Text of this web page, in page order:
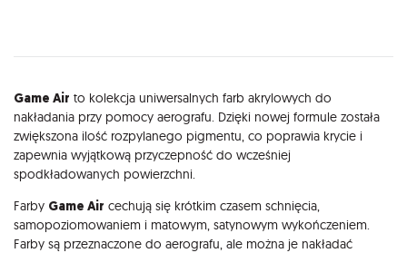
Opis
Game Air to kolekcja uniwersalnych farb akrylowych do
nakładania przy pomocy aerografu. Dzięki nowej formule została
zwiększona ilość rozpylanego pigmentu, co poprawia krycie i
zapewnia wyjątkową przyczepność do wcześniej
spodkładowanych powierzchni.
Farby Game Air cechują się krótkim czasem schnięcia,
samopoziomowaniem i matowym, satynowym wykończeniem.
Farby są przeznaczone do aerografu, ale można je nakładać